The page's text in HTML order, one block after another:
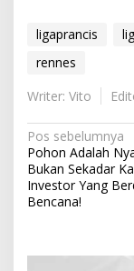
ligaprancis
rennes
Writer: Vito
N
a
v
Pos sebelumnya
Pohon Adalah
Bukan Sekadar
Investor Yang
Bencana!